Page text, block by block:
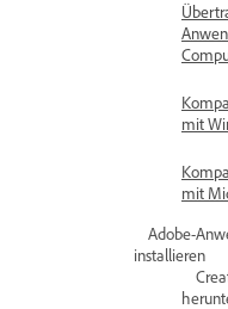
mit
mit
Adobe-
installieren